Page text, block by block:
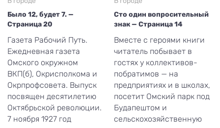
Было 12, будет 7. —
Страница 20
Газета Рабочий Путь.
Ежедневная газета
Омского окружном
ВКП(б), Окрисполкома и
Окрпрофсовета. Выпуск
посвящен десятилетию
Октябрьской революции.
7 ноября 1927 год
Сто один вопросительный
знак — Страница 14
Вместе с героями книги
читатель побывает в
гостях у коллективов-
побратимов — на
предприятиях и в школах,
посетит Омский парк под
Будапештом и
сельскохозяйственную